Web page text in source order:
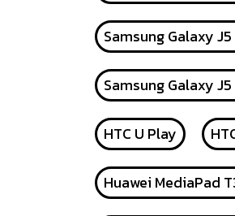
Samsung Galaxy
Samsung Galaxy
HTC U Play
Huawei MediaPad